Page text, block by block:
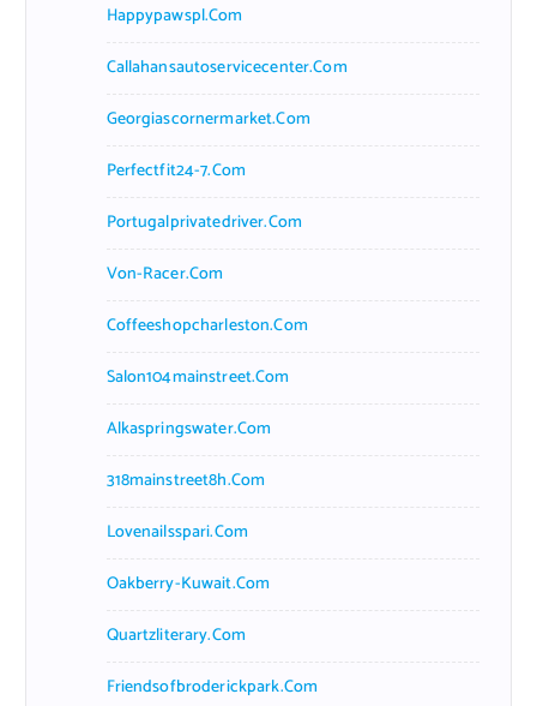
Happypawspl.com
Callahansautoservicecenter.com
Georgiascornermarket.com
Perfectfit24-7.com
Portugalprivatedriver.com
Von-Racer.com
Coffeeshopcharleston.com
Salon104mainstreet.com
Alkaspringswater.com
318mainstreet8h.com
Lovenailsspari.com
Oakberry-Kuwait.com
Quartzliterary.com
Friendsofbroderickpark.com